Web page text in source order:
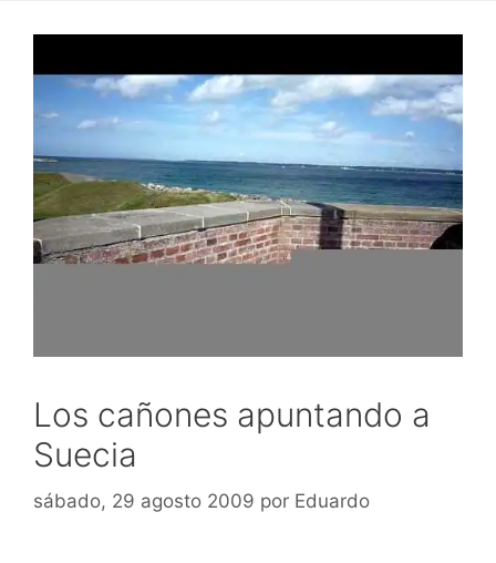
Los cañones apuntando a
Suecia
sábado, 29 agosto 2009 por Eduardo